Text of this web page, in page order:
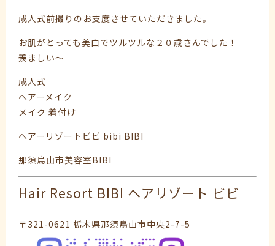
成人式前撮りのお支度させていただきました。
お肌がとっても美白でツルツルな２０歳さんでした！
羨ましい〜
成人式
ヘアーメイク
メイク 着付け
ヘアーリゾートビビ bibi BIBI
那須烏山市美容室BIBI
Hair Resort BIBI ヘアリゾート ビビ
〒321-0621 栃木県那須鳥山市中央2-7-5